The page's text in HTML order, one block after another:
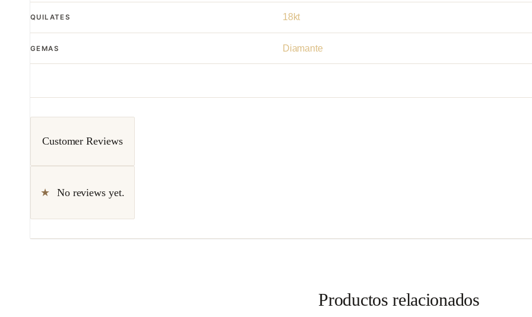
QUILATES 18kt
GEMAS Diamante
Customer Reviews
No reviews yet.
Productos relacionados